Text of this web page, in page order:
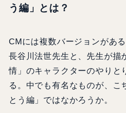
う編」とは？
CMには複数バージョンがあ
長谷川法世先生と、先生が描
情」のキャラクターのやりと
る。中でも有名なものが、こ
とう編」ではなかろうか。